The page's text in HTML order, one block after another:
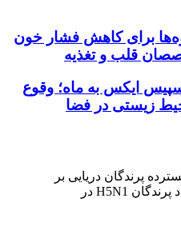
برای کاهش فشار خون
قلب و تغذیه
ایکس به ماه؛ وقوع
زیستی در فضا